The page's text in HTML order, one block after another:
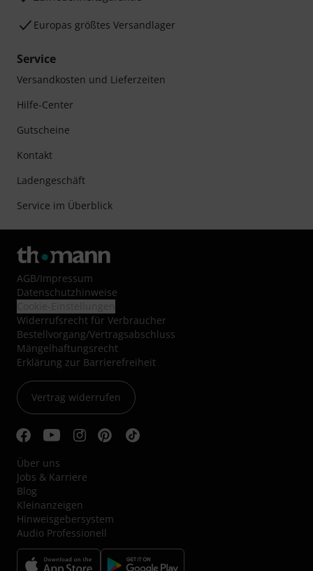
Europas größtes Versandlager
Service
Versandkosten und Lieferzeiten
Hilfe-Center
Gutscheine
Kontakt
Ladengeschäft
Service im Überblick
AGB/Impressum
Datenschutzhinweise
Widerrufsrecht für Verbraucher
Bestellvorgang/Vertragsabschluss
Mängelhaftungsrecht
Erklärung zur Barrierefreiheit
Vertrag widerrufen
Über uns
Jobs & Karriere
Blog
Kleinanzeigen
Hinweisgebersystem
Audio Professionell